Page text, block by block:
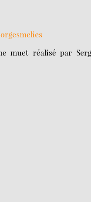
muet réalisé par